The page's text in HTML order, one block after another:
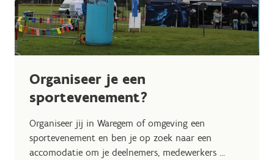
Organiseer je een
sportevenement?
Organiseer jij in Waregem of omgeving een
sportevenement en ben je op zoek naar een
accomodatie om je deelnemers, medewerkers ...